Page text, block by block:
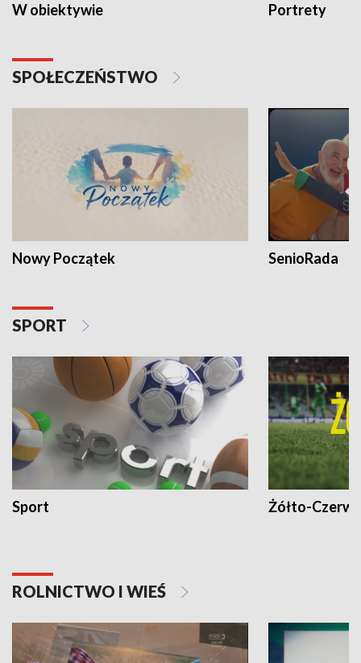
W obiektywie Portrety
SPOŁECZEŃSTWO
Nowy Początek SenioRada
SPORT
Sport Żółto-
ROLNICTWO I WIEŚ